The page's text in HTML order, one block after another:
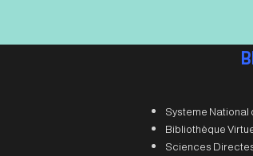
Systeme National
Bibliothèque
Sciences